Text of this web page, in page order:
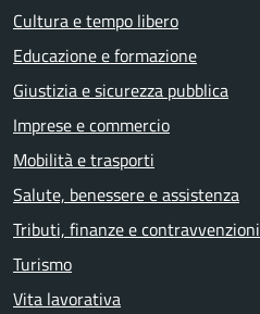
Cultura e tempo libero
Educazione e formazione
Giustizia e sicurezza pubblica
Imprese e commercio
Mobilità e trasporti
Salute, benessere e assistenza
Tributi, finanze e contravvenzioni
Turismo
Vita lavorativa